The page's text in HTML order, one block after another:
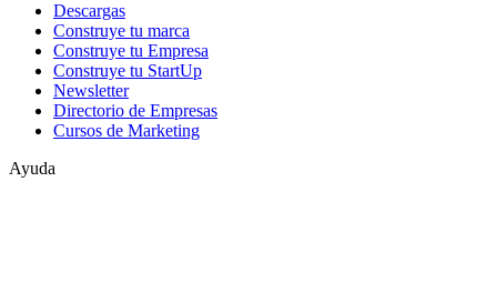
Descargas
Construye tu marca
Construye tu Empresa
Construye tu StartUp
Newsletter
Directorio de Empresas
Cursos de Marketing
Ayuda